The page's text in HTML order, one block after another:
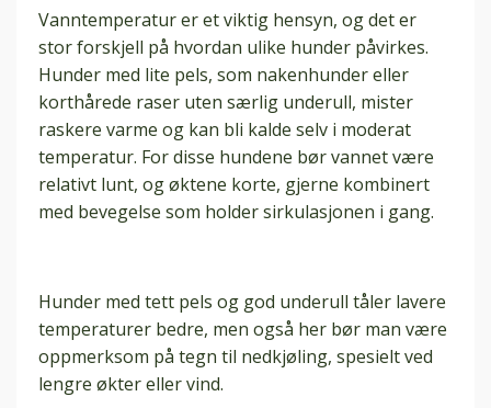
Vanntemperatur er et viktig hensyn, og det er
stor forskjell på hvordan ulike hunder påvirkes.
Hunder med lite pels, som nakenhunder eller
korthårede raser uten særlig underull, mister
raskere varme og kan bli kalde selv i moderat
temperatur. For disse hundene bør vannet være
relativt lunt, og øktene korte, gjerne kombinert
med bevegelse som holder sirkulasjonen i gang.
Hunder med tett pels og god underull tåler lavere
temperaturer bedre, men også her bør man være
oppmerksom på tegn til nedkjøling, spesielt ved
lengre økter eller vind.